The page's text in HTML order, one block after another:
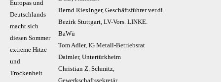
Europas und
Deutschlands
macht sich
diesen Sommer
extreme Hitze
und
Trockenheit
Bernd Riexinger, Geschäftsführer ver.di
Bezirk Stuttgart, LV-Vors. LINKE.
BaWü
Tom Adler, IG Metall-Betriebsrat
Daimler, Untertürkheim
Christian Z. Schmitz,
Gewerkschaftssekretär,